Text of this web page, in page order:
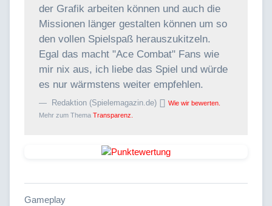
der Grafik arbeiten können und auch die
Missionen länger gestalten können um so
den vollen Spielspaß herauszukitzeln.
Egal das macht "Ace Combat" Fans wie
mir nix aus, ich liebe das Spiel und würde
es nur wärmstens weiter empfehlen.
Redaktion (Spielemagazin.de)
Wie wir bewerten.
Mehr zum Thema Transparenz.
Gameplay